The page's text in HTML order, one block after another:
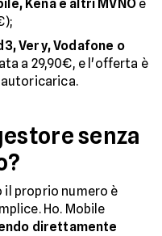
Kena e altri MVNOè
Very, Vodafone o
a 29,90€, e l'offerta è
senza
proprio numero è
Ho. Mobile
direttamente